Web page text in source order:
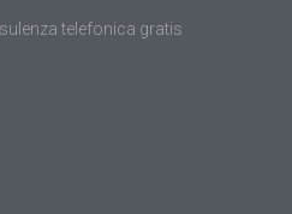
telefonica gratis